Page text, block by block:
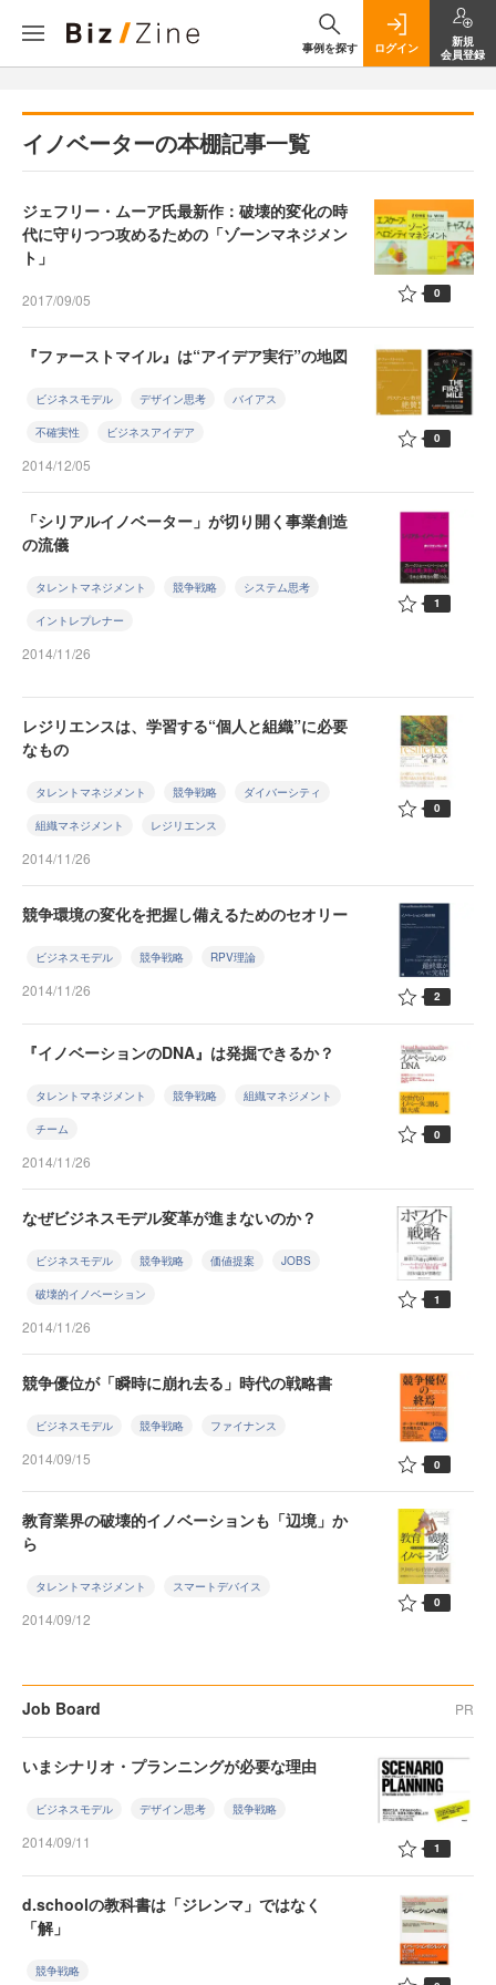
事例を探す ログイン
新規
会員登録
イノベーターの本棚記事一覧
ジェフリー・ムーア氏最新作：破壊的変化の時
代に守りつつ攻めるための「ゾーンマネジメン
ト」
2017/09/05 0
『ファーストマイル』は“アイデア実行”の地図
ビジネスモデル デザイン思考 バイアス
不確実性 ビジネスアイデア
2014/12/05
0
「シリアルイノベーター」が切り開く事業創造
の流儀
タレントマネジメント 競争戦略 システム思考
イントレプレナー
2014/11/26
1
レジリエンスは、学習する“個人と組織”に必要
なもの
タレントマネジメント 競争戦略 ダイバーシティ
組織マネジメント レジリエンス
2014/11/26
0
競争環境の変化を把握し備えるためのセオリー
ビジネスモデル 競争戦略 RPV理論
2014/11/26 2
『イノベーションのDNA』は発掘できるか？
タレントマネジメント 競争戦略 組織マネジメント
チーム
2014/11/26
0
なぜビジネスモデル変革が進まないのか？
ビジネスモデル 競争戦略 価値提案 JOBS
破壊的イノベーション
2014/11/26
1
競争優位が「瞬時に崩れ去る」時代の戦略書
ビジネスモデル 競争戦略 ファイナンス
2014/09/15 0
教育業界の破壊的イノベーションも「辺境」か
ら
タレントマネジメント スマートデバイス
2014/09/12
0
Job Board PR
いまシナリオ・プランニングが必要な理由
ビジネスモデル デザイン思考 競争戦略
2014/09/11 1
d.schoolの教科書は「ジレンマ」ではなく
「解」
競争戦略